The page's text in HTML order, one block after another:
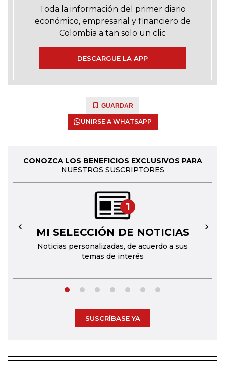
Toda la información del primer diario
económico, empresarial y financiero de
Colombia a tan solo un clic
DESCARGUE LA APP
GUARDAR
UNIRSE A WHATSAPP
CONOZCA LOS BENEFICIOS EXCLUSIVOS PARA
NUESTROS SUSCRIPTORES
1
MI SELECCIÓN DE NOTICIAS
Noticias personalizadas, de acuerdo a sus
temas de interés
← →
SUSCRÍBASE YA